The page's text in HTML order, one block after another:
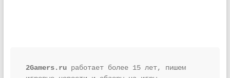
2Gamers.ru работает более 15 лет, пишем